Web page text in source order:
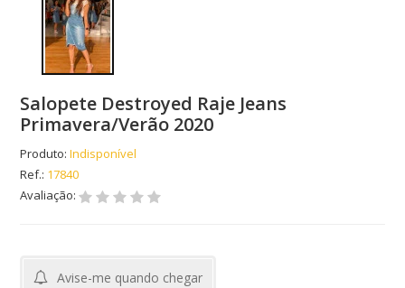
Salopete Destroyed Raje Jeans
Primavera/Verão 2020
Produto: Indisponível
Ref.: 17840
Avaliação:
Avise-me quando chegar